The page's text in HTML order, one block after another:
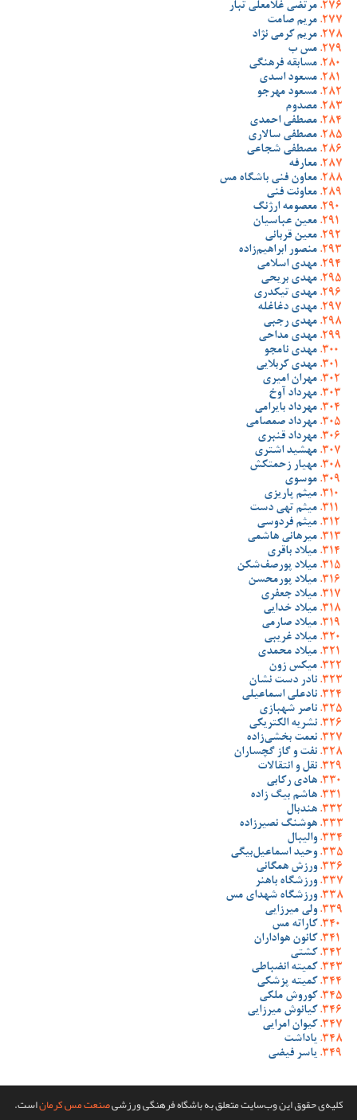
مرتضی غلامعلی تبار
مریم صامت
مریم کرمی نژاد
مس ب
مسابقه فرهنگی
مسعود اسدی
مسعود مهرجو
مصدوم
مصطفی احمدی
مصطفی سالاری
مصطفی شجاعی
معارفه
معاون فنی باشگاه مس
معاونت فنی
معصومه ارژنگ
معین عباسیان
معین قربانی
منصور ابراهیم‌زاده
مهدی اسلامی
مهدی بریحی
مهدی تیکدری
مهدی دغاغله
مهدی رجبی
مهدی مداحی
مهدی نامجو
مهدی کربلایی
مهران امیری
مهرداد آوخ
مهرداد بایرامی
مهرداد صمصامی
مهرداد قنبری
مهشید اشتری
مهیار زحمتکش
موسوی
میثم پاریزی
میثم تهی دست
میثم فردوسی
میرهانی هاشمی
میلاد باقری
میلاد پورصف‌شکن
میلاد پورمحسن
میلاد جعفری
میلاد خدایی
میلاد صارمی
میلاد غریبی
میلاد محمدی
میکس زون
نادر دست نشان
نادعلی اسماعیلی
ناصر شهبازی
نشریه الکتریکی
نعمت بخشی‌زاده
نفت و گاز گچساران
نقل و انتقالات
هادی رکابی
هاشم بیگ زاده
هندبال
هوشنگ نصیرزاده
والیبال
وحید اسماعیل‌بیگی
ورزش همگانی
ورزشگاه باهنر
ورزشگاه شهدای مس
ولی میرزایی
کاراته مس
کانون هواداران
کشتی
کمیته انضباطی
کمیته پزشکی
کوروش ملکی
کیانوش میرزایی
کیوان امرایی
یاداشت
یاسر فیضی
کلیه‌ی حقوق این وب‌سایت متعلق به باشگاه فرهنگی ورزشیصنعت مس کرماناست.